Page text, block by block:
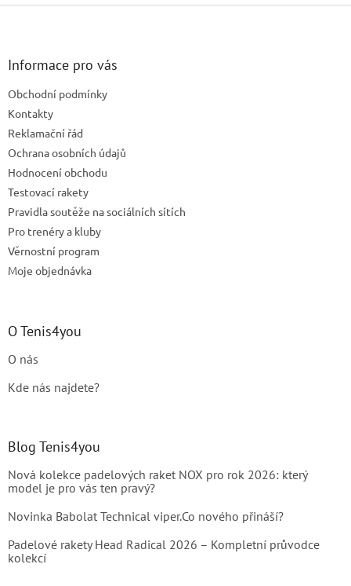
l
p
i
Z
Informace pro vás
Obchodní podmínky
Kontakty
Reklamační řád
Ochrana osobních údajů
Hodnocení obchodu
Testovací rakety
Pravidla soutěže na sociálních sítích
Pro trenéry a kluby
Věrnostní program
Moje objednávka
O Tenis4you
O nás
Kde nás najdete?
Blog Tenis4you
Nová kolekce padelových raket NOX pro rok 2026: který
model je pro vás ten pravý?
Novinka Babolat Technical viper.Co nového přináší?
Padelové rakety Head Radical 2026 – Kompletní průvodce
kolekcí